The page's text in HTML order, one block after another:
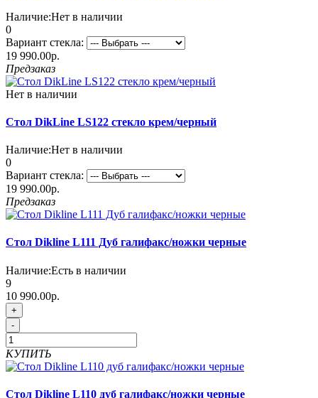
Наличие:Нет в наличии
0
Вариант стекла:
19 990.00р.
Предзаказ
Нет в наличии
Стол DikLine LS122 стекло крем/черный
Наличие:Нет в наличии
0
Вариант стекла:
19 990.00р.
Предзаказ
Стол Dikline L111 Дуб галифакс/ножки черные
Наличие:Есть в наличии
9
10 990.00р.
+
-
КУПИТЬ
Стол Dikline L110 дуб галифакс/ножки черные